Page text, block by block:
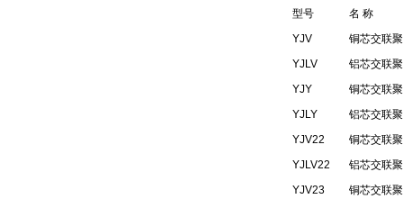
型号
名 称
YJV
YJLV
YJY
YJLY
铜芯交联
铝芯交联
铜芯交联
铝芯交联
YJV22
YJLV22
YJV23
铜芯交联
铝芯交联
铜芯交联